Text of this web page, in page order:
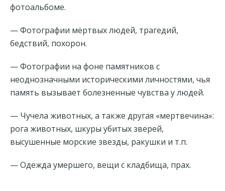
фотоальбоме.
— Фотографии мёртвых людей, трагедий,
бедствий, похорон.
— Фотографии на фоне памятников с
неоднозначными историческими личностями, чья
память вызывает болезненные чувства у людей.
— Чучела животных, а также другая «мертвечина»:
рога животных, шкуры убитых зверей,
высушенные морские звезды, ракушки и т.п.
— Одежда умершего, вещи с кладбища, прах.